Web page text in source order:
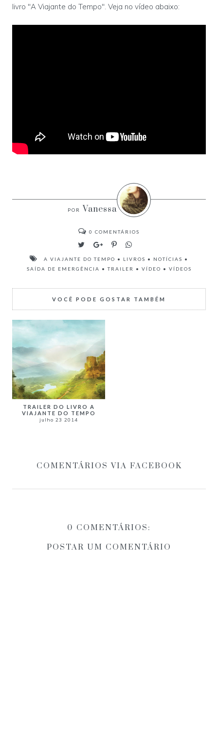
livro "A Viajante do Tempo". Veja no vídeo abaixo:
Vanessa
0 COMENTÁRIOS
A VIAJANTE DO TEMPO • LIVROS • NOTÍCIAS •
SAÍDA DE EMERGÊNCIA •TRAILER • VÍDEO • VÍDEOS
VOCÊ PODE GOSTAR TAMBÉM
TRAILER DO LIVRO A
VIAJANTE DO TEMPO
julho 23 2014
COMENTÁRIOS VIA FACEBOOK
0 COMENTÁRIOS:
POSTAR UM COMENTÁRIO